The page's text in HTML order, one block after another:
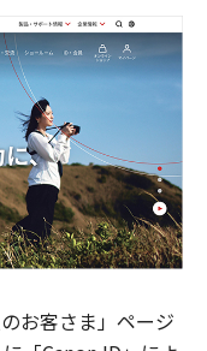
お客さま」ページ